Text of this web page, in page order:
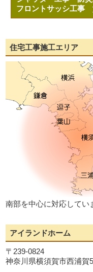
フロントサッシ工事
住宅工事施工エリア
南部を中心に対応してい
アイランドホーム
〒239-0824
神奈川県横須賀市西浦賀